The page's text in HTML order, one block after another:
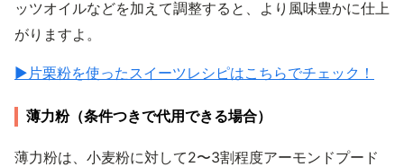
ッツオイルなどを加えて調整すると、より風味豊かに仕上
がりますよ。
▶片栗粉を使ったスイーツレシピはこちらでチェック！
薄力粉（条件つきで代用できる場合）
薄力粉は、小麦粉に対して2〜3割程度アーモンドプード